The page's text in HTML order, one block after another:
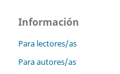
Información
Para lectores/as
Para autores/as